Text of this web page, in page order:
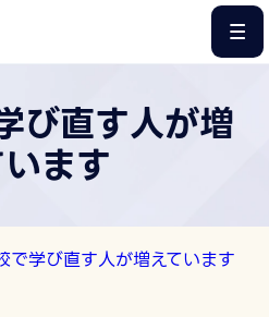
び直す人が増
ます
で学び直す人が増えています